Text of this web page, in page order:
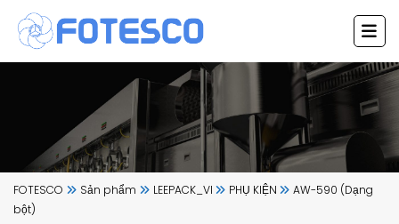
Chuyển
đến
dung
FOTESCO Sản phẩm LEEPACK_VI PHỤ KIỆN
AW-590 (Dạng
bột)